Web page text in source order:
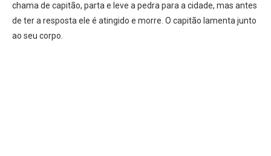
chama de capitão, parta e leve a pedra para a cidade, mas antes
de ter a resposta ele é atingido e morre. O capitão lamenta junto
ao seu corpo.